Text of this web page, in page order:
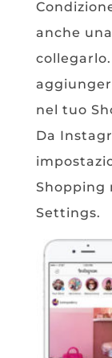
anche
nel tuo
Da
Shopping
Settings.